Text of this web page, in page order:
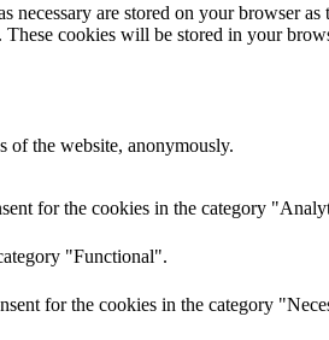
are stored on your browser as
These cookies will be stored in your
of the website, anonymously.
for the cookies in the category
"Functional".
for the cookies in the category